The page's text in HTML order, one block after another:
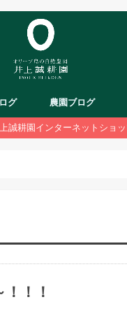
グ 農園ブログ
誠耕園インターネットショ
！！